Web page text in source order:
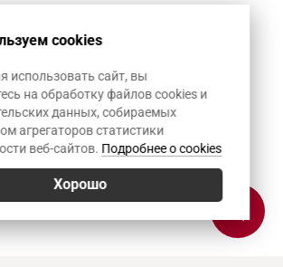
cookies
использовать сайт, вы
на обработку файлов cookies и
данных, собираемых
агрегаторов статистики
веб-сайтов. Подробнее о cookies
Хорошо